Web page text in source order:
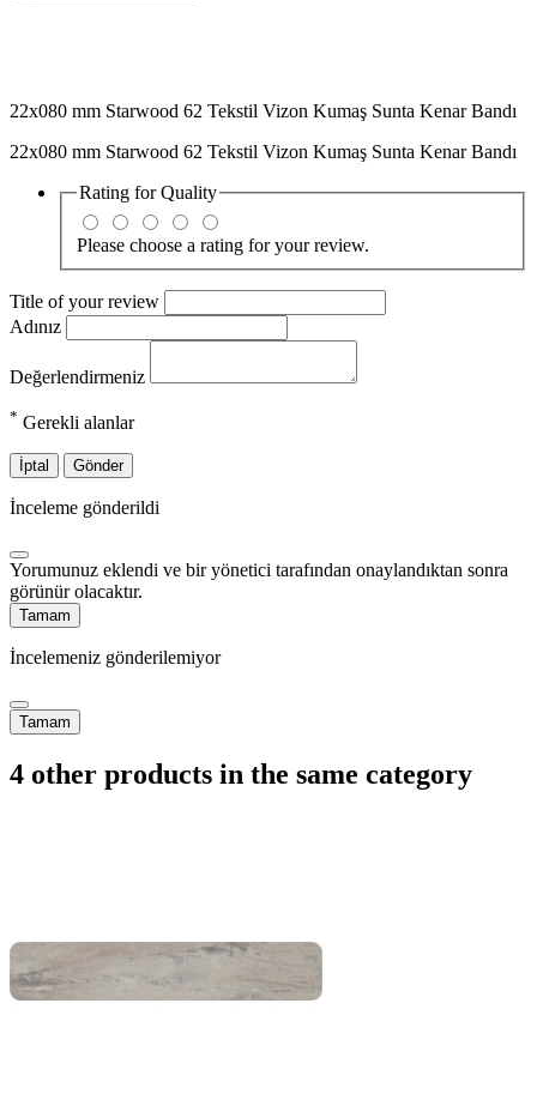
22x080 mm Starwood 62 Tekstil Vizon Kumaş Sunta Kenar Bandı
22x080 mm Starwood 62 Tekstil Vizon Kumaş Sunta Kenar Bandı
Rating forQuality
Please choose a rating for your review.
Title of your review
Adınız
Değerlendirmeniz
* Gerekli alanlar
İptal Gönder
İnceleme gönderildi
Yorumunuz eklendi ve bir yönetici tarafından onaylandıktan sonra
görünür olacaktır.
Tamam
İncelemeniz gönderilemiyor
Tamam
4 other products in the same category